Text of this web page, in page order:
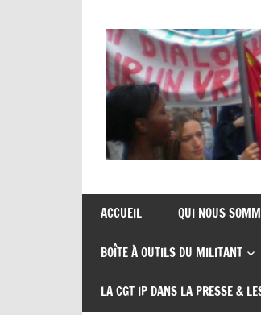
content
CGT
insertion
probation
de
syndicats
insertion
ACCUEIL QUI NOUS
BOÎTE À OUTILS DU MILITANT
LA CGT IP DANS LA PRESSE &